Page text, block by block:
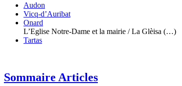
Audon
Vicq-d’Auribat
Onard
L’Eglise Notre-Dame et la mairie / La Glèisa (…)
Tartas
Sommaire Articles